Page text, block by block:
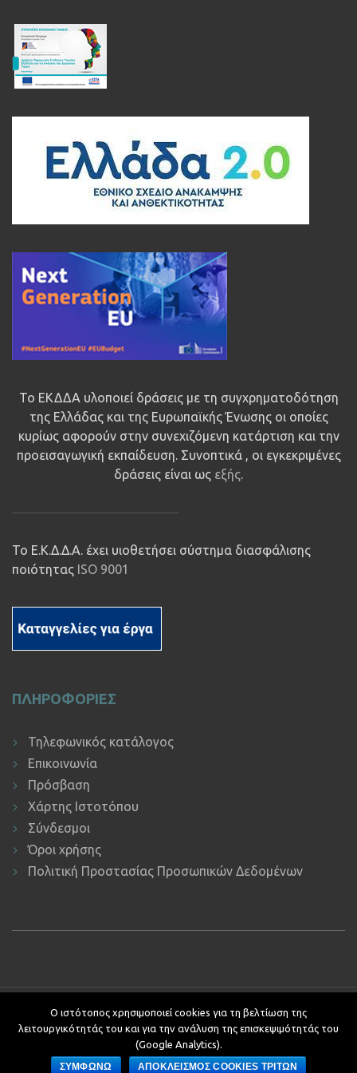
Το ΕΚΔΔΑ υλοποιεί δράσεις με τη συγχρηματοδότηση
της Ελλάδας και της Ευρωπαϊκής Ένωσης οι οποίες
κυρίως αφορούν στην συνεχιζόμενη κατάρτιση και την
προεισαγωγική εκπαίδευση. Συνοπτικά , οι εγκεκριμένες
δράσεις είναι ως εξής.
Το Ε.Κ.Δ.Δ.Α. έχει υιοθετήσει σύστημα διασφάλισης
ποιότητας ISO 9001
ΠΛΗΡΟΦΟΡΙΕΣ
Τηλεφωνικός κατάλογος
Επικοινωνία
Πρόσβαση
Χάρτης Ιστοτόπου
Σύνδεσμοι
Όροι χρήσης
Πολιτική Προστασίας Προσωπικών Δεδομένων
Copyright © 2019 ΕΚΔΔΑ.Υποστήριξη ιστοτόπου: Τμήμα
Εφαρμογών Πληροφορικής.
Κείμενα - Επιμέλεια: Αυτοτελές Τμήμα Επικοινωνίας, Διεθνών και
Δημοσίων Σχέσεων
Ο ιστότοπος χρησιμοποιεί cookies για τη βελτίωση της
λειτουργικότητάς του και για την ανάλυση της επισκεψιμότητάς του
(Google Analytics).
ΣΥΜΦΩΝΩ
ΑΠΟΚΛΕΙΣΜΟΣ COOKIES ΤΡΙΤΩΝ